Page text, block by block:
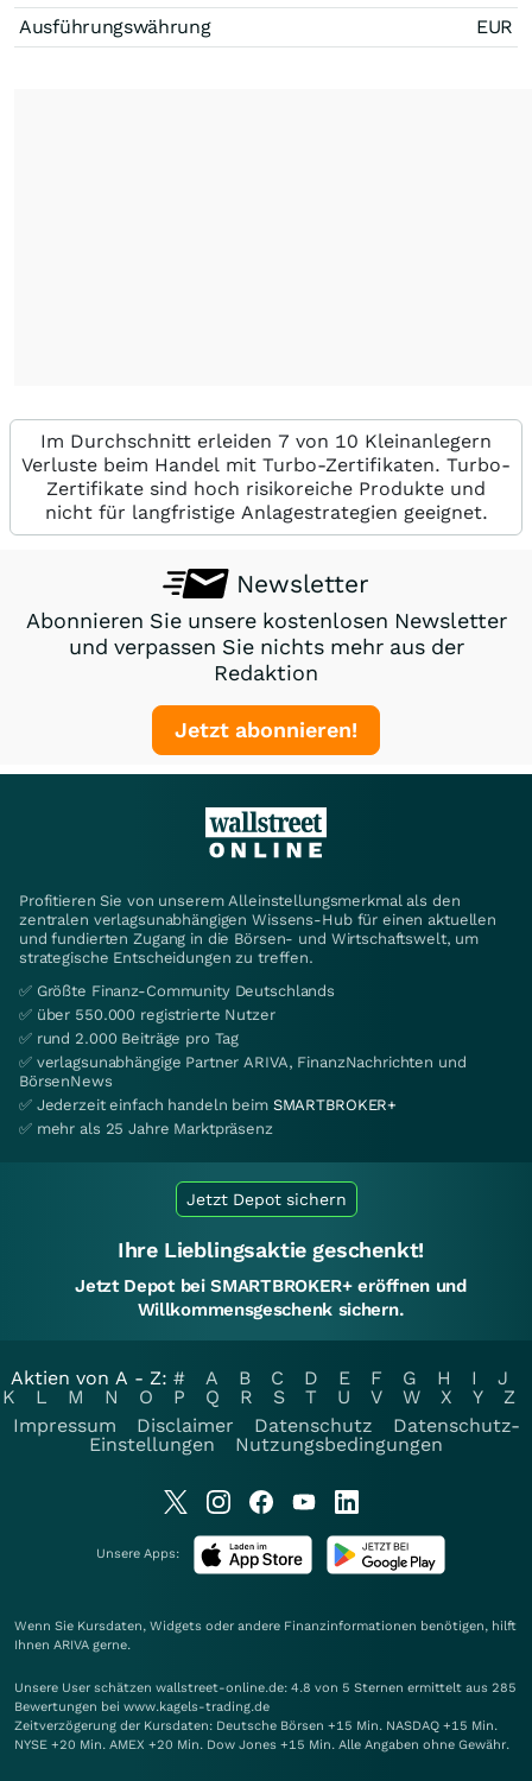
Ausführungswährung
EUR
Im Durchschnitt erleiden 7 von 10 Kleinanlegern
Verluste beim Handel mit Turbo-Zertifikaten. Turbo-
Zertifikate sind hoch risikoreiche Produkte und
nicht für langfristige Anlagestrategien geeignet.
Newsletter
Abonnieren Sie unsere kostenlosen Newsletter
und verpassen Sie nichts mehr aus der
Redaktion
Jetzt abonnieren!
Profitieren Sie von unserem Alleinstellungsmerkmal als den
zentralen verlagsunabhängigen Wissens-Hub für einen aktuellen
und fundierten Zugang in die Börsen- und Wirtschaftswelt, um
strategische Entscheidungen zu treffen.
✅ Größte Finanz-Community Deutschlands
✅ über 550.000 registrierte Nutzer
✅ rund 2.000 Beiträge pro Tag
✅ verlagsunabhängige Partner ARIVA, FinanzNachrichten und
BörsenNews
✅ Jederzeit einfach handeln beim SMARTBROKER+
✅ mehr als 25 Jahre Marktpräsenz
Jetzt Depot sichern
Ihre Lieblingsaktie geschenkt!
Jetzt Depot bei SMARTBROKER+ eröffnen und
Willkommensgeschenk sichern.
Aktien von A - Z: # A B C D E F G H I
J
K
L M N O P Q R S T U V W X Y
Z
Impressum
Disclaimer Datenschutz
Datenschutz-
Einstellungen
Nutzungsbedingungen
Unsere Apps:
Wenn Sie Kursdaten, Widgets oder andere Finanzinformationen benötigen, hilft
Ihnen ARIVA gerne.
Unsere User schätzen wallstreet-online.de: 4.8 von 5 Sternen ermittelt aus 285
Bewertungen bei www.kagels-trading.de
Zeitverzögerung der Kursdaten: Deutsche Börsen +15 Min. NASDAQ +15 Min.
NYSE +20 Min. AMEX +20 Min. Dow Jones +15 Min. Alle Angaben ohne Gewähr.